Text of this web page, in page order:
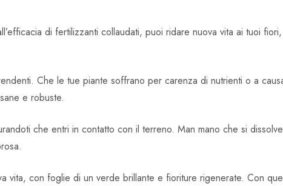
di fertilizzanti collaudati, puoi ridare nuova vita ai tuoi
Che le tue piante soffrano per carenza di nutrienti o a
e robuste.
che entri in contatto con il terreno. Man mano che si
vita, con foglie di un verde brillante e fioriture rigenerate. Con